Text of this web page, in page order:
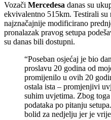
Vozači Mercedesa danas su
ekvivalentno 515km. Testirali
najznačajnije modificirano
pronalazak pravog setupa
su danas bili dostupni.
“Poseban osjećaj je bio
proslavu 20 godina od
promijenilo u ovih 20
ostala ista – promjenjivi
suhim uvjetima. Zbog
podataka po pitanju
bolid za nedjelju jer je